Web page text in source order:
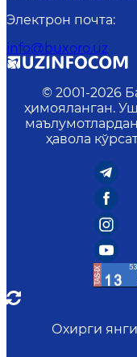
Электрон почта:
info@buxoro.uz
© 2001-2026
ҳимояланган.
ҳавола
Охирги